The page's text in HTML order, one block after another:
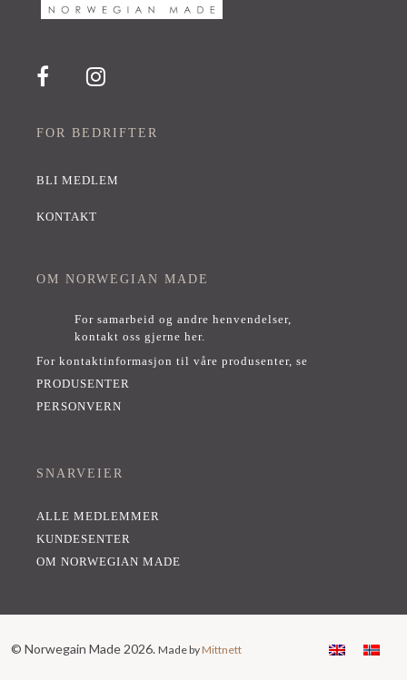
FOR BEDRIFTER
BLI MEDLEM
KONTAKT
OM NORWEGIAN MADE
For samarbeid og andre henvendelser,
kontakt oss gjerne her.
For kontaktinformasjon til våre produsenter, se
PRODUSENTER
PERSONVERN
SNARVEIER
ALLE MEDLEMMER
KUNDESENTER
OM NORWEGIAN MADE
© Norwegain Made 2026. Made byMittnett